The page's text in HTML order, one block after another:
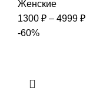
Женские
1300 ₽ – 4999 ₽
-60%